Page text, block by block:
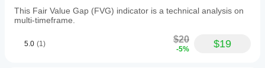
on
RSI
SC
This Fair Value Gap (FVG) indicator is a technical analysis on
multi-timeframe.
5.0 (1) $20
-5% $19